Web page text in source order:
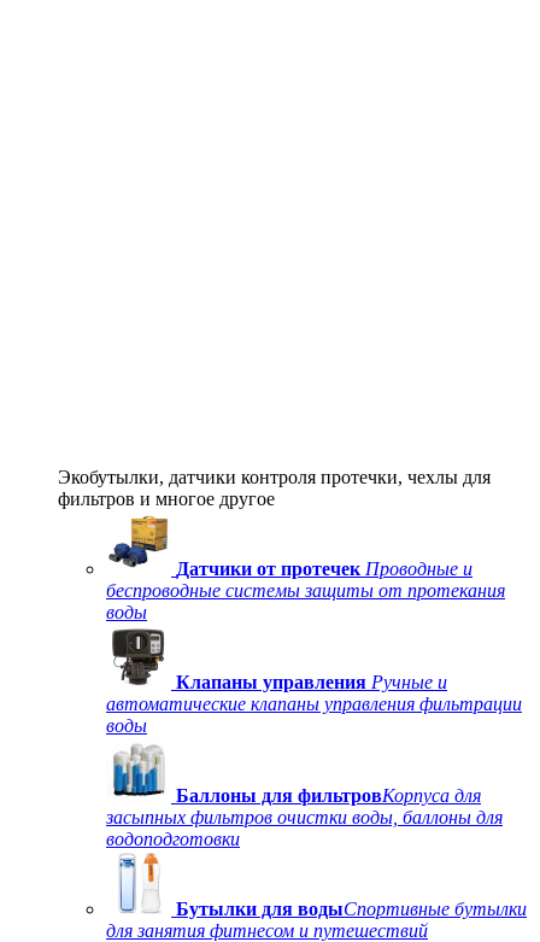
Экобутылки, датчики контроля протечки, чехлы для
фильтров и многое другое
Датчики от протечек Проводные и
беспроводные системы защиты от протекания
воды
Клапаны управления Ручные и
автоматические клапаны управления фильтрации
воды
Баллоны для фильтровКорпуса для
засыпных фильтров очистки воды, баллоны для
водоподготовки
Бутылки для водыСпортивные бутылки
для занятия фитнесом и путешествий